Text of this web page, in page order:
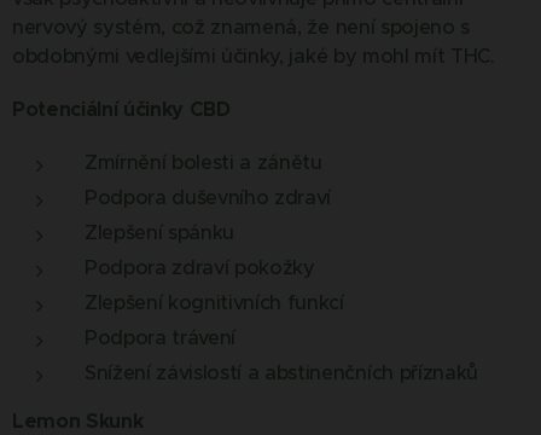
nervový systém, což znamená, že není spojeno s
obdobnými vedlejšími účinky, jaké by mohl mít THC.
Potenciální účinky CBD
Zmírnění bolesti a zánětu
Podpora duševního zdraví
Zlepšení spánku
Podpora zdraví pokožky
Zlepšení kognitivních funkcí
Podpora trávení
Snížení závislostí a abstinenčních příznaků
Lemon Skunk